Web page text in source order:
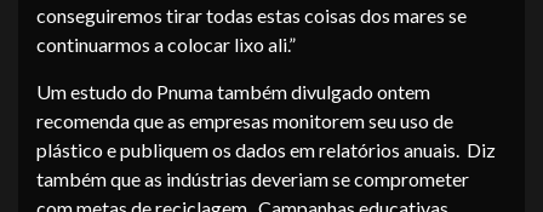
conseguiremos tirar todas estas coisas dos mares se
continuarmos a colocar lixo ali.”
Um estudo do Pnuma também divulgado ontem
recomenda que as empresas monitorem seu uso de
plástico e publiquem os dados em relatórios anuais. Diz
também que as indústrias deveriam se comprometer